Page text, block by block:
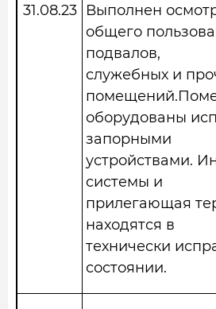
31.08.23
Выполнен
общего
подвалов,
служебных и
оборудованы
запорными
устройствами.
системы и
прилегающая
находятся в
технически
состоянии.